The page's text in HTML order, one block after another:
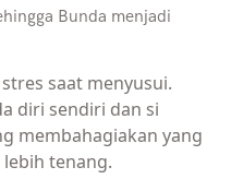
Bunda menjadi
saat menyusui.
diri sendiri dan si
membahagiakan yang
tenang.